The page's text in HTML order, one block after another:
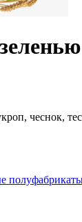
чеснок,